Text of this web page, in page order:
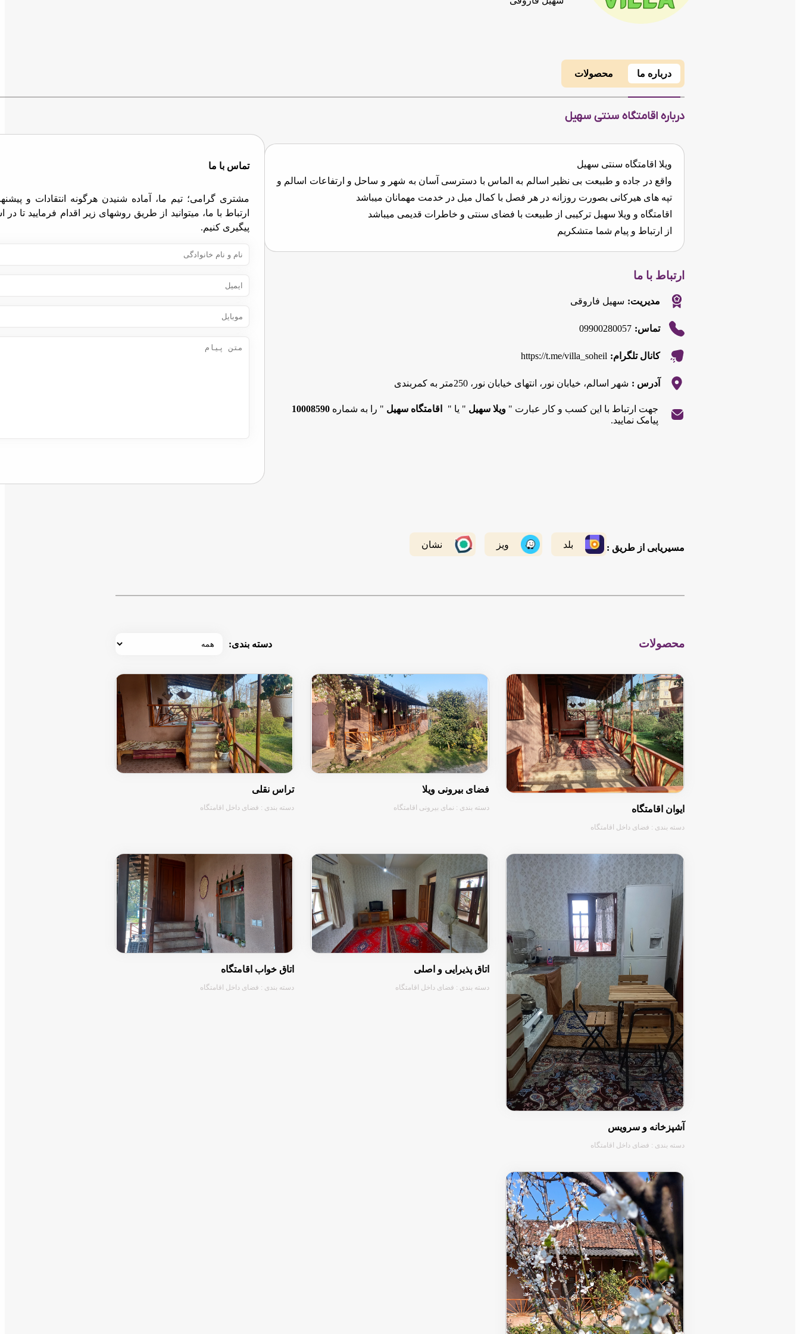
درباره ما محصولات
درباره اقامتگاه سنتی سهیل
ویلا اقامتگاه سنتی سهیل
واقع در جاده و طبیعت بی نظیر اسالم به الماس با دسترسی آسان به شهر و ساحل و ارتفاعات اسالم و
تپه های هیرکانی بصورت روزانه در هر فصل با کمال میل در خدمت مهمانان میباشد
اقامتگاه و ویلا سهیل ترکیبی از طبیعت با فضای سنتی و خاطرات قدیمی میباشد
از ارتباط و پیام شما متشکریم
ارتباط با ما
مدیریت: سهیل فاروقی
تماس: 09900280057
کانال تلگرام: https://t.me/villa_soheil
آدرس : شهر اسالم، خیابان نور، انتهای خیابان نور، 250متر به کمربندی
جهت ارتباط با این کسب و کار عبارت " ویلا سهیل " یا " اقامتگاه سهیل " را به شماره 10008590
پیامک نمایید.
تماس با ما
مشتری گرامی؛ تیم ما، آماده شنیدن هرگونه انتقادات و
ارتباط با ما، میتوانید از طریق روشهای زیر اقدام فرمایید تا
پیگیری کنیم.
مسیریابی از طریق : بلد ویز نشان
محصولات دسته بندی:
ایوان اقامتگاه
دسته بندی : فضای داخل اقامتگاه
فضای بیرونی ویلا
دسته بندی : نمای بیرونی اقامتگاه
تراس نقلی
دسته بندی : فضای داخل اقامتگاه
آشپزخانه و سرویس
دسته بندی : فضای داخل اقامتگاه
اتاق پذیرایی و اصلی
دسته بندی : فضای داخل اقامتگاه
اتاق خواب اقامتگاه
دسته بندی : فضای داخل اقامتگاه